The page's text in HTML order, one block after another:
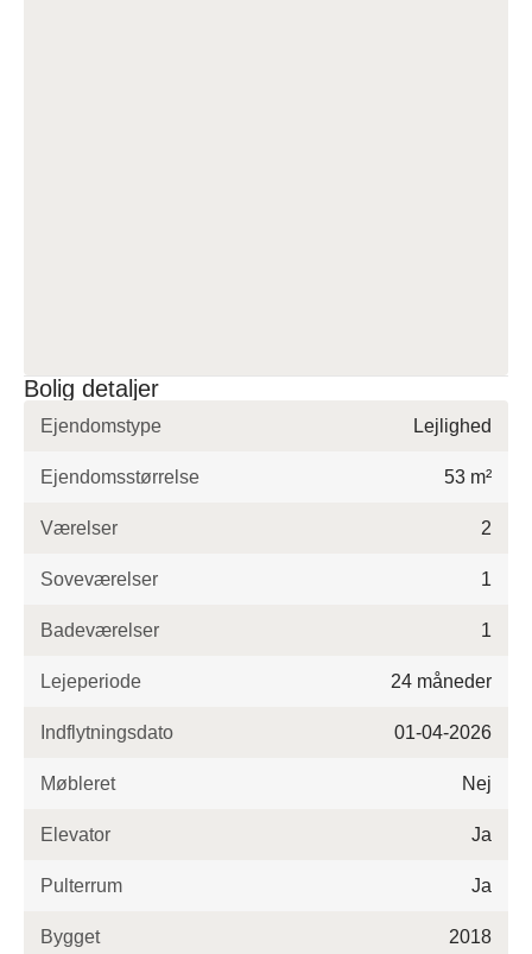
Bolig detaljer
Ejendomstype Lejlighed
Ejendomsstørrelse 53 m²
Værelser 2
Soveværelser 1
Badeværelser 1
Lejeperiode 24 måneder
Indflytningsdato 01-04-2026
Møbleret Nej
Elevator Ja
Pulterrum Ja
Bygget 2018